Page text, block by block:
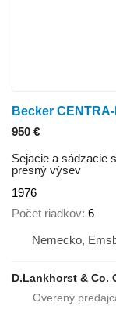
Becker
950 €
Sejacie a sádzacie
presný výsev
1976
Počet riadkov 6
Nemecko,
D.Lankhorst & Co.